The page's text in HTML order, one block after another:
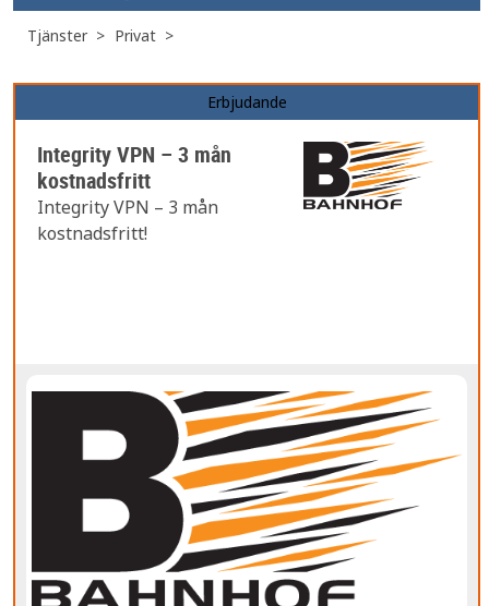
Tjänster Privat
Erbjudande
Integrity VPN – 3 mån
kostnadsfritt
Integrity VPN – 3 mån
kostnadsfritt!